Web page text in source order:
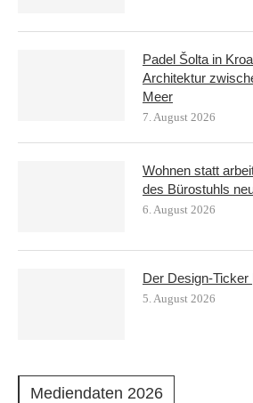
Padel Šolta in
Architektur
Meer
7. August 2026
Wohnen statt
des Bürostuhls
6. August 2026
Der Design-Ticker
5. August 2026
Mediendaten 2026